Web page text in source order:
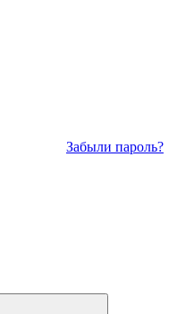
Забыли пароль?